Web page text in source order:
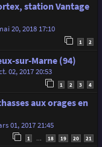
station Vantage
20, 2018 17:10
1 2
sur-Marne (94)
02, 2017 20:53
1 2 3 4
aux orages en
01, 2017 21:45
1 18 19 20 21